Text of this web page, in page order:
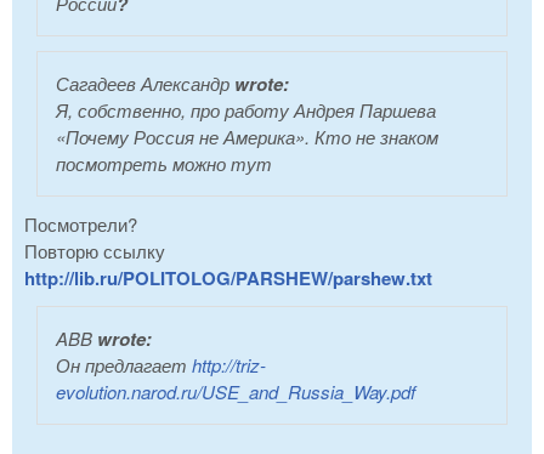
Сагадеев Александр wrote:
Я, собственно, про работу Андрея Паршева
«Почему Россия не Америка». Кто не знаком
посмотреть можно тут
Посмотрели?
Повторю ссылку
http://lib.ru/POLITOLOG/PARSHEW/parshew.txt
ABB wrote:
Он предлагает http://triz-
evolution.narod.ru/USE_and_Russia_Way.pdf